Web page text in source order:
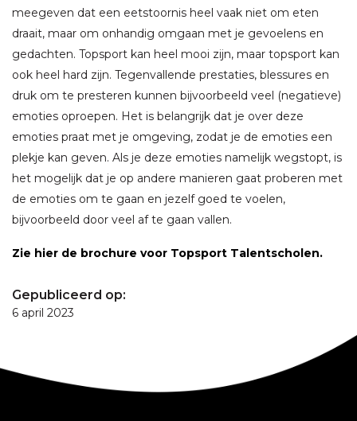
meegeven dat een eetstoornis heel vaak niet om eten
draait, maar om onhandig omgaan met je gevoelens en
gedachten. Topsport kan heel mooi zijn, maar topsport kan
ook heel hard zijn. Tegenvallende prestaties, blessures en
druk om te presteren kunnen bijvoorbeeld veel (negatieve)
emoties oproepen. Het is belangrijk dat je over deze
emoties praat met je omgeving, zodat je de emoties een
plekje kan geven. Als je deze emoties namelijk wegstopt, is
het mogelijk dat je op andere manieren gaat proberen met
de emoties om te gaan en jezelf goed te voelen,
bijvoorbeeld door veel af te gaan vallen.
Zie hier de brochure voor Topsport Talentscholen.
Gepubliceerd op:
6 april 2023